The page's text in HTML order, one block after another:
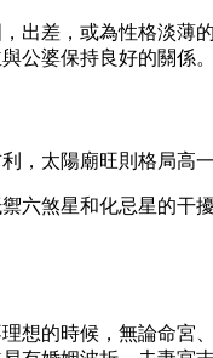
出差，或為性格淡
公婆保持良好的關係。
，太陽廟旺則格局高
六煞星和化忌星的
想的時候，無論命